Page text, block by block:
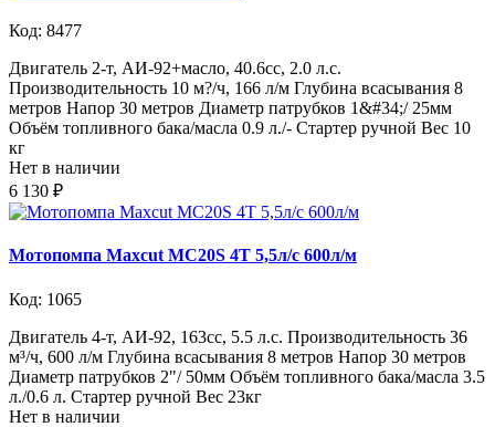
Код: 8477
Двигатель 2-т, АИ-92+масло, 40.6сс, 2.0 л.с.
Производительность 10 м?/ч, 166 л/м Глубина всасывания 8
метров Напор 30 метров Диаметр патрубков 1&#34;/ 25мм
Объём топливного бака/масла 0.9 л./- Стартер ручной Вес 10
кг
Нет в наличии
6 130 ₽
Мотопомпа Maxcut МС20S 4Т 5,5л/с 600л/м
Код: 1065
Двигатель 4-т, АИ-92, 163сс, 5.5 л.с. Производительность 36
м³/ч, 600 л/м Глубина всасывания 8 метров Напор 30 метров
Диаметр патрубков 2"/ 50мм Объём топливного бака/масла 3.5
л./0.6 л. Стартер ручной Вес 23кг
Нет в наличии